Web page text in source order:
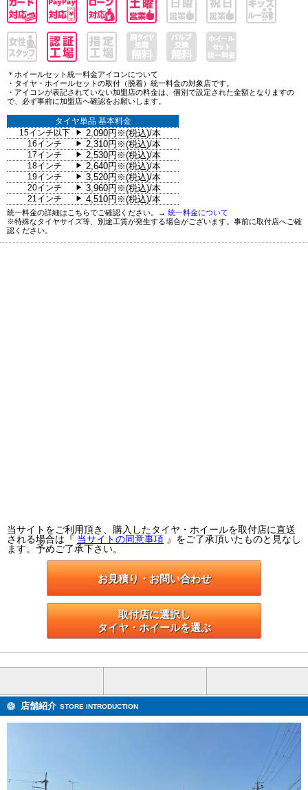
＊ホイールセット統一料金アイコンについて
・タイヤ・ホイールセットの取付（脱着）統一料金の対象店です。
・アイコンが表記されていない加盟店の料金は、個別で設定された金額となりますの
で、必ず事前に加盟店へ確認をお願いします。
タイヤ単品 基本料金
15インチ以下
▶ 2,090円※(税込)/本
16インチ ▶ 2,310円※(税込)/本
17インチ ▶ 2,530円※(税込)/本
18インチ ▶ 2,640円※(税込)/本
19インチ ▶ 3,520円※(税込)/本
20インチ ▶ 3,960円※(税込)/本
21インチ ▶ 4,510円※(税込)/本
統一料金の詳細はこちらでご確認ください。→ 統一料金について
※特殊なタイヤサイズ等、別途工賃が発生する場合がございます。事前に取付店へご確
認ください。
当サイトをご利用頂き、購入したタイヤ・ホイールを取付店に直送
される場合は『 当サイトの同意事項 』をご了承頂いたものと見なし
ます。予めご了承下さい。
お見積り・お問い合わせ
取付店に選択し
タイヤ・ホイールを選ぶ
店舗紹介 STORE INTRODUCTION